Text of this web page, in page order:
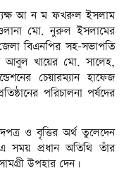
আ ন ম ফখরুল ইসলাম
মো. নুরুল ইসলামের
বিএনপির সহ-সভাপতি
আবুল খায়ের মো. সালেহ,
চেয়ারম্যান হাফেজ
পরিচালনা পর্ষদের
ও বৃত্তির অর্থ তুলেদেন
সময় প্রধান অতিথি তাঁর
উপহার দেন।